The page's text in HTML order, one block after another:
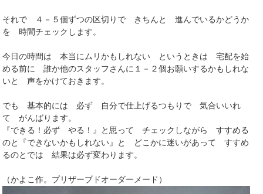
それで ４－５個ずつの区切りで きちんと 進んでいるかどうか
を 時間チェックします。
今日の時間は 本当にムリかもしれない というときは 宅配を始
める前に 誰か他のスタッフさんに１－２個お願いするかもしれな
いと 声をかけておきます。
でも 基本的には 必ず 自分で仕上げるつもりで 気合いいれ
て がんばります。
『できる！必ず やる！』と思って チェックしながら すすめる
のと『できないかもしれない』と どこかに迷いがあって すすめ
るのとでは 結果は必ず変わります。
（かよこ作。プリザーブドオーダーメード）